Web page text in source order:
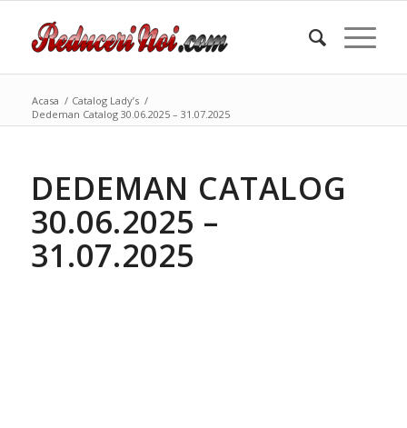
Acasa / Catalog Lady’s /
Dedeman Catalog 30.06.2025 – 31.07.2025
DEDEMAN CATALOG
30.06.2025 –
31.07.2025